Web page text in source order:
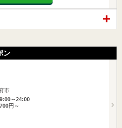
ン
市
～24:00
円～